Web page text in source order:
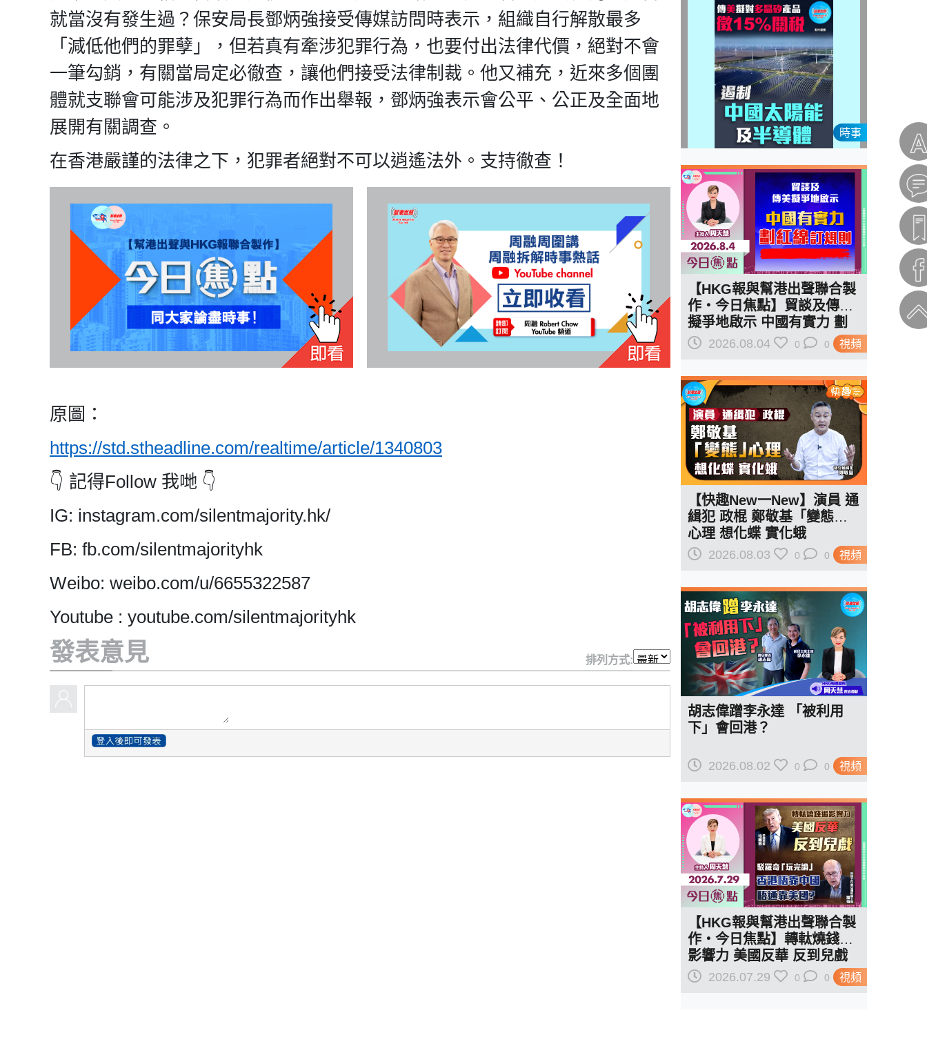
就當沒有發生過？保安局長鄧炳強接受傳媒訪問時表示，組織自行解散最多
「減低他們的罪孽」，但若真有牽涉犯罪行為，也要付出法律代價，絕對不會
一筆勾銷，有關當局定必徹查，讓他們接受法律制裁。他又補充，近來多個團
體就支聯會可能涉及犯罪行為而作出舉報，鄧炳強表示會公平、公正及全面地
展開有關調查。
在香港嚴謹的法律之下，犯罪者絕對不可以逍遙法外。支持徹查！
原圖：
https://std.stheadline.com/realtime/article/1340803
👇 記得Follow 我哋 👇
IG: instagram.com/silentmajority.hk/
FB: fb.com/silentmajorityhk
Weibo: weibo.com/u/6655322587
Youtube : youtube.com/silentmajorityhk
發表意見 排列方式:
時事
視頻
【HKG報與幫港出聲聯合製
作‧今日焦點】貿談及傳美
擬爭地啟示 中國有實力 劃
紅線訂規則
2026.08.04 0 0
視頻
【快趣New一New】演員 通
緝犯 政棍 鄭敬基「變態」
心理 想化蝶 實化蛾
2026.08.03 0 0
視頻
胡志偉蹭李永達 「被利用
下」會回港？
2026.08.02 0 0
視頻
【HKG報與幫港出聲聯合製
作‧今日焦點】轉軚燒錢遏
影響力 美國反華 反到兒戲
駁羅奇「玩完論」 香港唔靠
2026.07.29 0 0